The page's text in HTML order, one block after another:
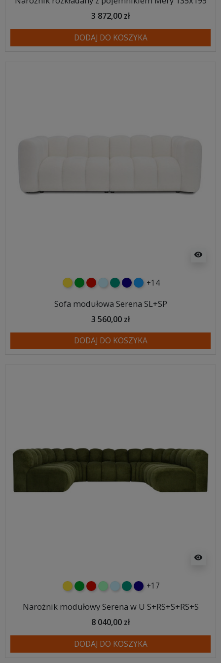
3 872,00 zł
DODAJ DO KOSZYKA
visibility
żółtyzielonyczerwony
błękitnyturkusowy
granatowy
niebieski
+14
Sofa modułowa Serena SL+SP
3 560,00 zł
DODAJ DO KOSZYKA
visibility
żółtyzielonyczerwony
miętowybłękitnyturkusowy
granatowy
+17
Narożnik modułowy Serena w U S+RS+S+RS+S
8 040,00 zł
DODAJ DO KOSZYKA